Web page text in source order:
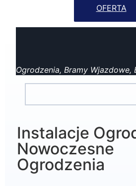
OFERTA
Ogrodzenia, Bramy Wjazdowe,
Instalacje
Nowoczesne
Ogrodzenia